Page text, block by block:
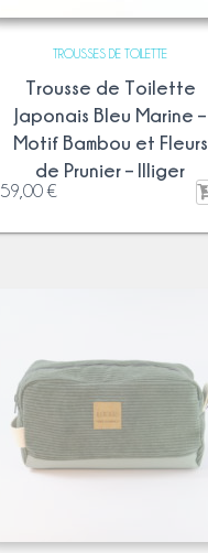
TROUSSES DE TOILETTE
Trousse de Toilette
Japonais Bleu Marine –
Motif Bambou et Fleurs
de Prunier – Illiger
59,00€